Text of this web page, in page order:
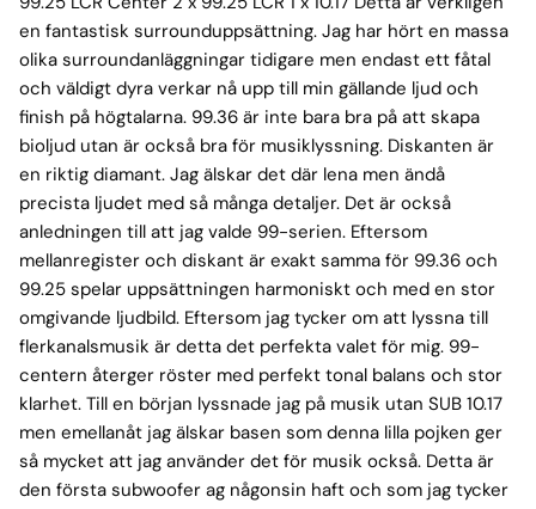
en fantastisk surrounduppsättning. Jag har hört en massa
olika surroundanläggningar tidigare men endast ett fåtal
och väldigt dyra verkar nå upp till min gällande ljud och
finish på högtalarna. 99.36 är inte bara bra på att skapa
bioljud utan är också bra för musiklyssning. Diskanten är
en riktig diamant. Jag älskar det där lena men ändå
precista ljudet med så många detaljer. Det är också
anledningen till att jag valde 99-serien. Eftersom
mellanregister och diskant är exakt samma för 99.36 och
99.25 spelar uppsättningen harmoniskt och med en stor
omgivande ljudbild. Eftersom jag tycker om att lyssna till
flerkanalsmusik är detta det perfekta valet för mig. 99-
centern återger röster med perfekt tonal balans och stor
klarhet. Till en början lyssnade jag på musik utan SUB 10.17
men emellanåt jag älskar basen som denna lilla pojken ger
så mycket att jag använder det för musik också. Detta är
den första subwoofer ag någonsin haft och som jag tycker